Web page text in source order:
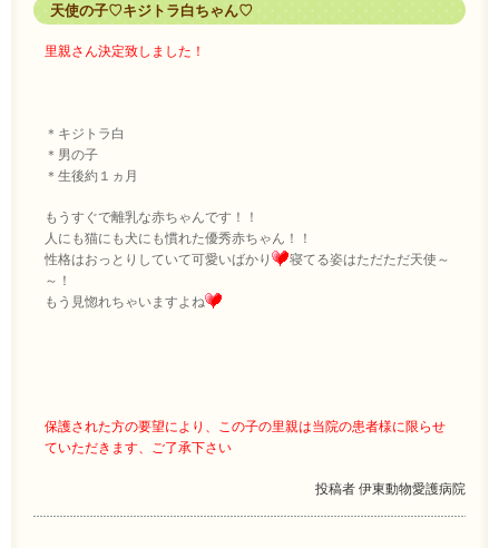
天使の子♡キジトラ白ちゃん♡
里親さん決定致しました！
＊キジトラ白
＊男の子
＊生後約１ヵ月
もうすぐで離乳な赤ちゃんです！！
人にも猫にも犬にも慣れた優秀赤ちゃん！！
性格はおっとりしていて可愛いばかり
寝てる姿はただただ天使～
～！
もう見惚れちゃいますよね
保護された方の要望により、この子の里親は当院の患者様に限らせ
ていただきます、ご了承下さい
投稿者 伊東動物愛護病院